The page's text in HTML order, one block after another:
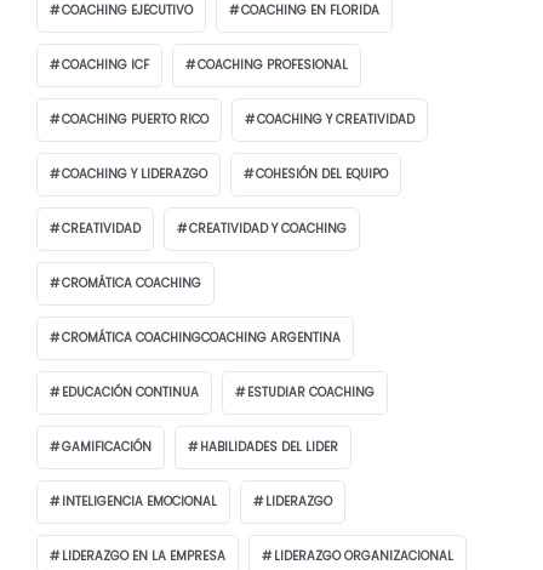
COACHING EJECUTIVO COACHING EN FLORIDA
COACHING ICF COACHING PROFESIONAL
COACHING PUERTO RICO COACHING Y CREATIVIDAD
COACHING Y LIDERAZGO COHESIÓN DEL EQUIPO
CREATIVIDAD CREATIVIDAD Y COACHING
CROMÁTICA COACHING
CROMÁTICA COACHINGCOACHING ARGENTINA
EDUCACIÓN CONTINUA ESTUDIAR COACHING
GAMIFICACIÓN HABILIDADES DEL LIDER
INTELIGENCIA EMOCIONAL LIDERAZGO
LIDERAZGO EN LA EMPRESA LIDERAZGO ORGANIZACIONAL